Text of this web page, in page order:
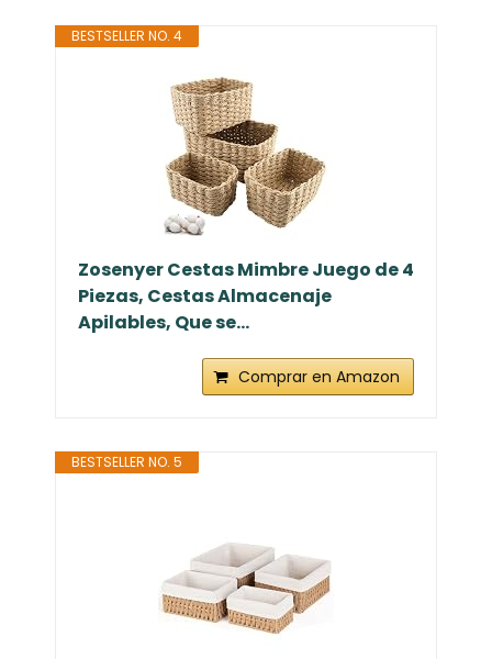
BESTSELLER NO. 4
Zosenyer Cestas Mimbre Juego de 4
Piezas, Cestas Almacenaje
Apilables, Que se...
Comprar en Amazon
BESTSELLER NO. 5